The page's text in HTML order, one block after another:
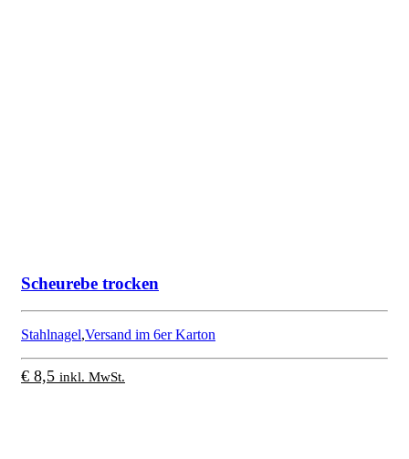
Scheurebe trocken
Stahlnagel,Versand im 6er Karton
€ 8,5 inkl. MwSt.